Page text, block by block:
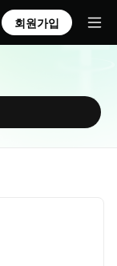
회원가입